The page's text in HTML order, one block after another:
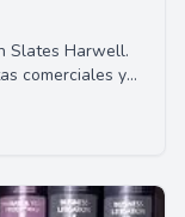
Slates Harwell.
comerciales y